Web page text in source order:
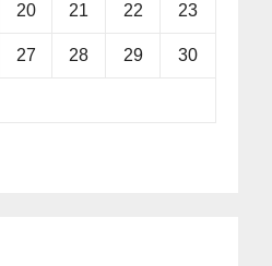
20 21 22 23
27 28 29 30